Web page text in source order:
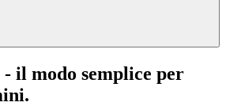
il modo semplice per